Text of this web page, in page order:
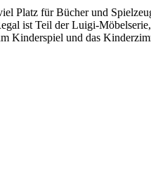
Platz für Bücher und
ist Teil der Luigi-
und das